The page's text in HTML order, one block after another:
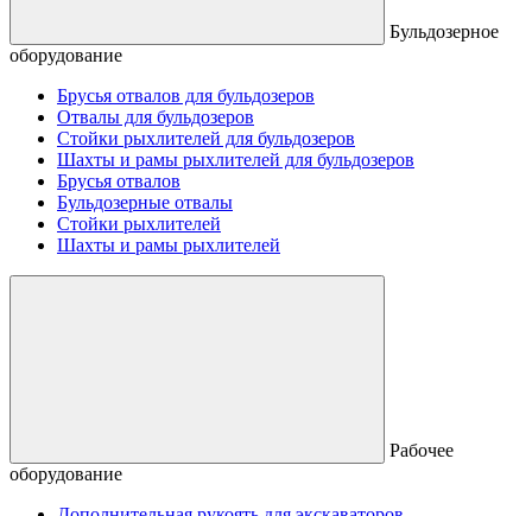
Бульдозерное
оборудование
Брусья отвалов для бульдозеров
Отвалы для бульдозеров
Стойки рыхлителей для бульдозеров
Шахты и рамы рыхлителей для бульдозеров
Брусья отвалов
Бульдозерные отвалы
Стойки рыхлителей
Шахты и рамы рыхлителей
Рабочее
оборудование